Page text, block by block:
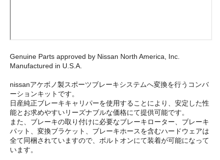
Genuine Parts approved by Nissan North America, Inc.
Manufactured in U.S.A.
nissanアケボノ製スポーツブレーキシステムへ変換を行うコンバ
ーションキットです。
日産純正ブレーキキャリパーを使用することにより、安定した性
能とお求めやすいリーズナブルな価格にて提供可能です。
また、ブレーキの取り付けに必要なブレーキローター、ブレーキ
パット、変換ブラケット、ブレーキホースを含むハードウェアは
全て同梱されていますので、ボルトオンにて装着が可能になって
います。